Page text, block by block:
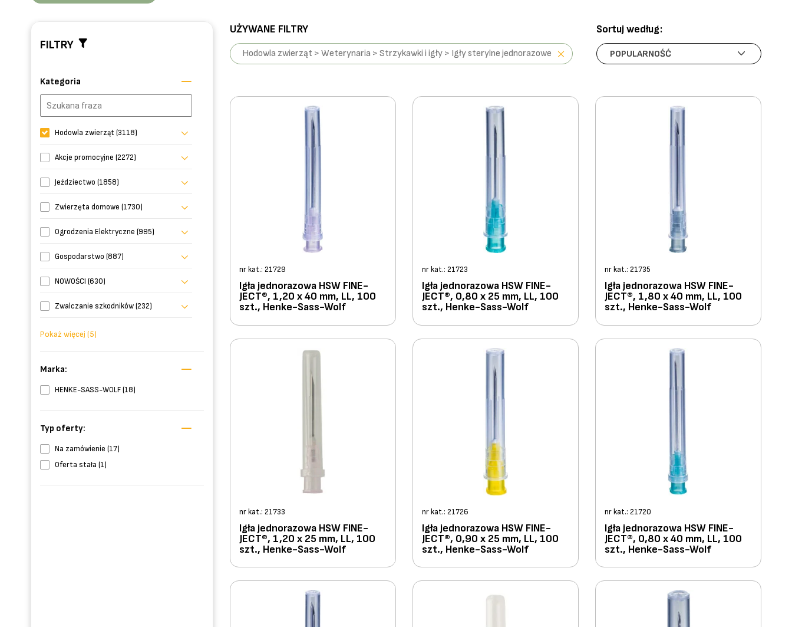
FILTRY
Kategoria
Hodowla zwierząt (3118)
Akcje promocyjne (2272)
Jeździectwo (1858)
Zwierzęta domowe (1730)
Ogrodzenia Elektryczne (995)
Gospodarstwo (887)
NOWOŚCI (630)
Zwalczanie szkodników (232)
Pokaż więcej (5)
Marka:
HENKE-SASS-WOLF (18)
Typ oferty:
Na zamówienie (17)
Oferta stała (1)
UŻYWANE FILTRY
Hodowla zwierząt > Weterynaria > Strzykawki i igły > Igły sterylne jednorazowe
Sortuj według:
nr kat.: 21729
Igła jednorazowa HSW FINE-
JECT®, 1,20 x 40 mm, LL, 100
szt., Henke-Sass-Wolf
nr kat.: 21723
Igła jednorazowa HSW FINE-
JECT®, 0,80 x 25 mm, LL, 100
szt., Henke-Sass-Wolf
nr kat.: 21735
Igła jednorazowa HSW FINE-
JECT®, 1,80 x 40 mm, LL, 100
szt., Henke-Sass-Wolf
nr kat.: 21733
Igła jednorazowa HSW FINE-
JECT®, 1,20 x 25 mm, LL, 100
szt., Henke-Sass-Wolf
nr kat.: 21726
Igła jednorazowa HSW FINE-
JECT®, 0,90 x 25 mm, LL, 100
szt., Henke-Sass-Wolf
nr kat.: 21720
Igła jednorazowa HSW FINE-
JECT®, 0,80 x 40 mm, LL, 100
szt., Henke-Sass-Wolf